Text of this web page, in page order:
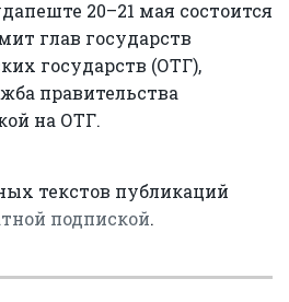
20–21 мая состоится
глав государств
государств (ОТГ),
правительства
на ОТГ.
текстов публикаций
подпиской.